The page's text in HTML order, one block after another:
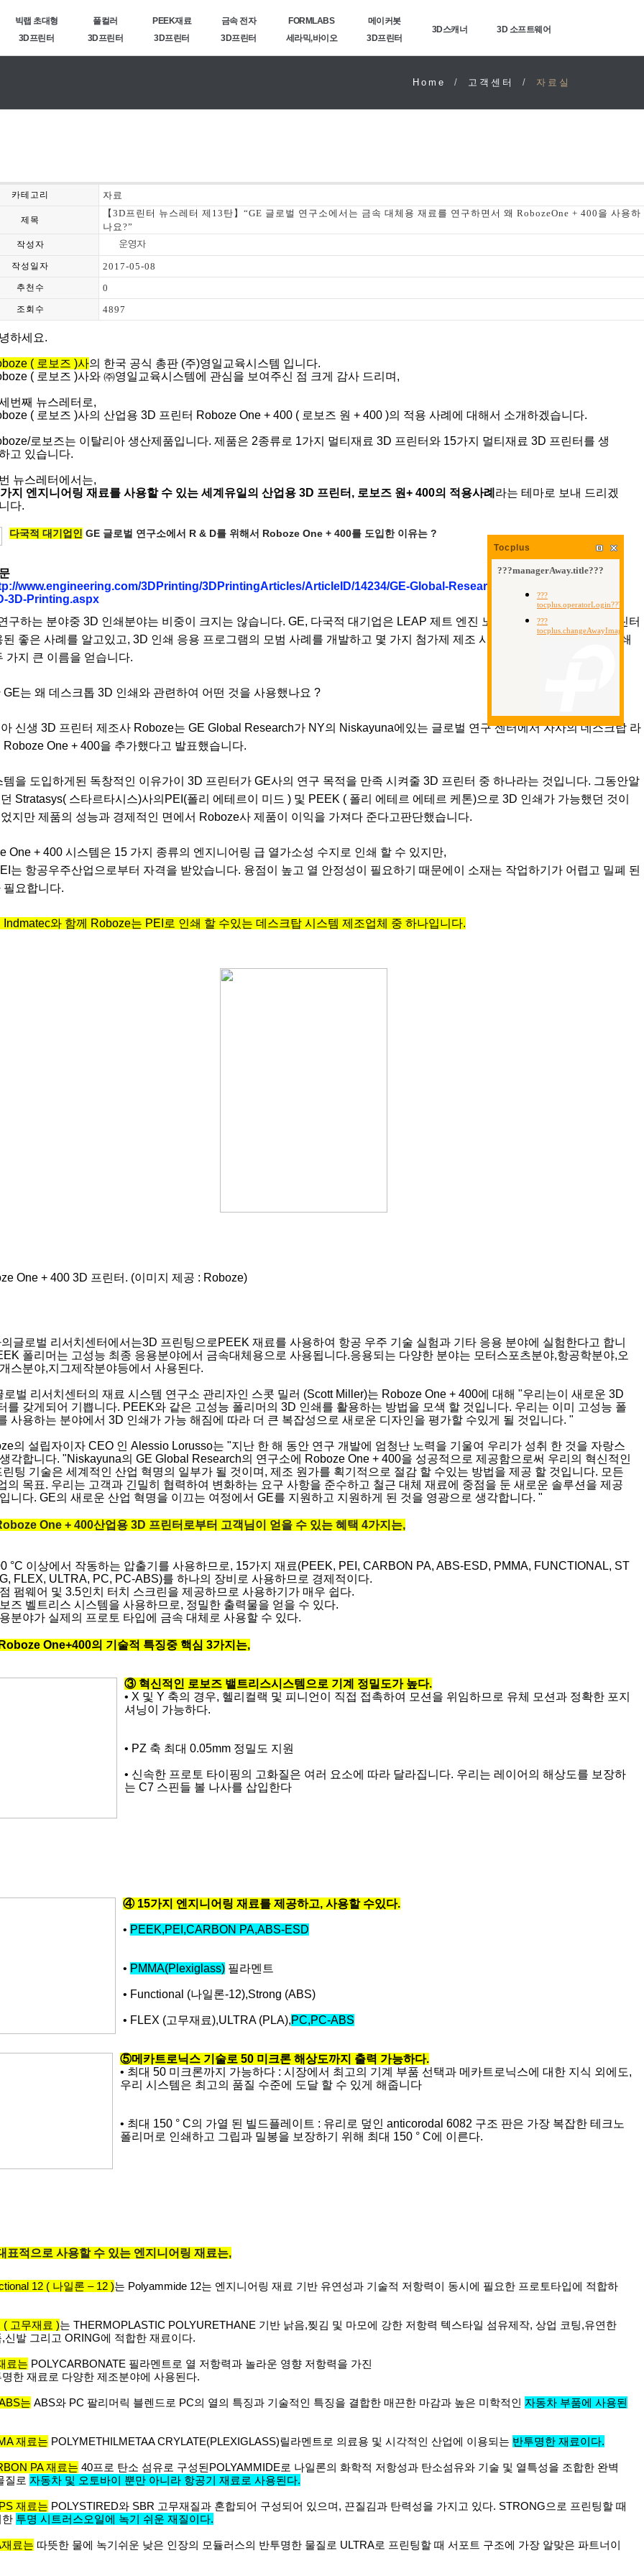
빅랩 초대형
3D프린터
풀컬러
3D프린터
PEEK재료
3D프린터
금속 전자
3D프린터
FORMLABS
세라믹,바이오
메이커봇
3D프린터
3D스캐너 3D 소프트웨어
Home 고객센터 자료실
카테고리 자료
제목
【3D프린터 뉴스레터 제13탄】“GE 글로벌 연구소에서는 금속 대체용 재료를 연구하면서 왜 RobozeOne + 400을 사용하
나요?”
작성자
작성일자 2017-05-08
추천수 0
조회수 4897
하세요.
( 로보즈 )사의 한국 공식 총판 (주)영일교육시스템 입니다.
( 로보즈 )사와 ㈜영일교육시스템에 관심을 보여주신 점 크게 감사 드리며,
번째 뉴스레터로,
( 로보즈 )사의 산업용 3D 프린터 Roboze One + 400 ( 로보즈 원 + 400 )의 적용 사례에 대해서 소개하겠습니다.
로보즈는 이탈리아 생산제품입니다. 제품은 2종류로 1가지 멀티재료 3D 프린터와 15가지 멀티재료 3D 프린터를 생
고 있습니다.
뉴스레터에서는,
지 엔지니어링 재료를 사용할 수 있는 세계유일의 산업용 3D 프린터, 로보즈 원+ 400의 적용사례 라는 테마로 보내 드리겠
다.
다국적 대기업인 GE 글로벌 연구소에서 R & D를 위해서 Roboze One + 400를 도입한 이유는 ?
www.engineering.com/3DPrinting/3DPrintingArticles/ArticleID/14234/GE-Global-Research-Turns-to-Roboze-for-
3D-Printing.aspx
구하는 분야중 3D 인쇄분야는 비중이 크지는 않습니다. GE, 다국적 대기업은 LEAP 제트 엔진 노즐을 개발하기위해 3D프린터
된 좋은 사례를 알고있고, 3D 인쇄 응용 프로그램의 모범 사례를 개발하고 몇 가지 첨가제 제조 시설을 출시하고 금속 3D 인쇄
가지 큰 이름을 얻습니다.
GE는 왜 데스크톱 3D 인쇄와 관련하여 어떤 것을 사용했나요 ?
신생 3D 프린터 제조사 Roboze는 GE Global Research가 NY의 Niskayuna에있는 글로벌 연구 센터에서 자사의 데스크탑 라
Roboze One + 400을 추가했다고 발표했습니다.
템을 도입하게된 독창적인 이유가이 3D 프린터가 GE사의 연구 목적을 만족 시켜줄 3D 프린터 중 하나라는 것입니다. 그동안알
Stratasys( 스타르타시스)사의PEI(폴리 에테르이 미드 ) 및 PEEK ( 폴리 에테르 에테르 케톤)으로 3D 인쇄가 가능했던 것이
지만 제품의 성능과 경제적인 면에서 Roboze사 제품이 이익을 가져다 준다고판단했습니다.
One + 400 시스템은 15 가지 종류의 엔지니어링 급 열가소성 수지로 인쇄 할 수 있지만,
는 항공우주산업으로부터 자격을 받았습니다. 융점이 높고 열 안정성이 필요하기 때문에이 소재는 작업하기가 어렵고 밀폐 된
필요합니다.
Indmatec와 함께 Roboze는 PEI로 인쇄 할 수있는 데스크탑 시스템 제조업체 중 하나입니다.
One + 400 3D 프린터. (이미지 제공 : Roboze)
글로벌 리서치센터에서는3D 프린팅으로PEEK 재료를 사용하여 항공 우주 기술 실험과 기타 응용 분야에 실험한다고 합니
폴리머는 고성능 최종 응용분야에서 금속대체용으로 사용됩니다.응용되는 다양한 분야는 모터스포츠분야,항공학분야,오
스분야,지그제작분야등에서 사용된다.
로벌 리서치센터의 재료 시스템 연구소 관리자인 스콧 밀러 (Scott Miller)는 Roboze One + 400에 대해 "우리는이 새로운 3D
를 갖게되어 기쁩니다. PEEK와 같은 고성능 폴리머의 3D 인쇄를 활용하는 방법을 모색 할 것입니다. 우리는 이미 고성능 폴
사용하는 분야에서 3D 인쇄가 가능 해짐에 따라 더 큰 복잡성으로 새로운 디자인을 평가할 수있게 될 것입니다. "
의 설립자이자 CEO 인 Alessio Lorusso는 "지난 한 해 동안 연구 개발에 엄청난 노력을 기울여 우리가 성취 한 것을 자랑스
각합니다. "Niskayuna의 GE Global Research의 연구소에 Roboze One + 400을 성공적으로 제공함으로써 우리의 혁신적인
팅 기술은 세계적인 산업 혁명의 일부가 될 것이며, 제조 원가를 획기적으로 절감 할 수있는 방법을 제공 할 것입니다. 모든
의 목표. 우리는 고객과 긴밀히 협력하여 변화하는 요구 사항을 준수하고 철근 대체 재료에 중점을 둔 새로운 솔루션을 제공
니다. GE의 새로운 산업 혁명을 이끄는 여정에서 GE를 지원하고 지원하게 된 것을 영광으로 생각합니다. "
One + 400산업용 3D 프린터로부터 고객님이 얻을 수 있는 혜택 4가지는,
°C 이상에서 작동하는 압출기를 사용하므로, 15가지 재료(PEEK, PEI, CARBON PA, ABS-ESD, PMMA, FUNCTIONAL, ST
FLEX, ULTRA, PC, PC-ABS)를 하나의 장비로 사용하므로 경제적이다.
펌웨어 및 3.5인치 터치 스크린을 제공하므로 사용하기가 매우 쉽다.
즈 벨트리스 시스템을 사용하므로, 정밀한 출력물을 얻을 수 있다.
분야가 실제의 프로토 타입에 금속 대체로 사용할 수 있다.
One+400의 기술적 특징중 핵심 3가지는,
③ 혁신적인 로보즈 밸트리스시스템으로 기계 정밀도가 높다.
• X 및 Y 축의 경우, 헬리컬랙 및 피니언이 직접 접촉하여 모션을 위임하므로 유체 모션과 정확한 포지
셔닝이 가능하다.
• PZ 축 최대 0.05mm 정밀도 지원
• 신속한 프로토 타이핑의 고화질은 여러 요소에 따라 달라집니다. 우리는 레이어의 해상도를 보장하
는 C7 스핀들 볼 나사를 삽입한다
④ 15가지 엔지니어링 재료를 제공하고, 사용할 수있다.
• PEEK,PEI,CARBON PA,ABS-ESD
• PMMA(Plexiglass) 필라멘트
• Functional (나일론-12),Strong (ABS)
• FLEX (고무재료),ULTRA (PLA),PC,PC-ABS
⑤메카트로닉스 기술로 50 미크론 해상도까지 출력 가능하다.
• 최대 50 미크론까지 가능하다 : 시장에서 최고의 기계 부품 선택과 메카트로닉스에 대한 지식 외에도,
우리 시스템은 최고의 품질 수준에 도달 할 수 있게 해줍니다
• 최대 150 ° C의 가열 된 빌드플레이트 : 유리로 덮인 anticorodal 6082 구조 판은 가장 복잡한 테크노
폴리머로 인쇄하고 그립과 밀봉을 보장하기 위해 최대 150 ° C에 이른다.
표적으로 사용할 수 있는 엔지니어링 재료는,
12 ( 나일론 – 12 )는 Polyammide 12는 엔지니어링 재료 기반 유연성과 기술적 저항력이 동시에 필요한 프로토타입에 적합하
( 고무재료 )는 THERMOPLASTIC POLYURETHANE 기반 낡음,찢김 및 마모에 강한 저항력 텍스타일 섬유제작, 상업 코팅,유연한
신발 그리고 ORING에 적합한 재료이다.
료는 POLYCARBONATE 필라멘트로 열 저항력과 놀라운 영향 저항력을 가진
한 재료로 다양한 제조분야에 사용된다.
는 ABS와 PC 팔리머릭 블렌드로 PC의 열의 특징과 기술적인 특징을 결합한 매끈한 마감과 높은 미학적인 자동차 부품에 사용된
재료는 POLYMETHILMETAA CRYLATE(PLEXIGLASS)릴라멘트로 의료용 및 시각적인 산업에 이용되는 반투명한 재료이다.
PA 재료는 40프로 탄소 섬유로 구성된POLYAMMIDE로 나일론의 화학적 저항성과 탄소섬유와 기술 및 열특성을 조합한 완벽
질로 자동차 및 오토바이 뿐만 아니라 항공기 재료로 사용된다.
재료는 POLYSTIRED와 SBR 고무재질과 혼합되어 구성되어 있으며, 끈질김과 탄력성을 가지고 있다. STRONG으로 프린팅할 때
투명 시트러스오일에 녹기 쉬운 재질이다.
료는 따뜻한 물에 녹기쉬운 낮은 인장의 모듈러스의 반투명한 물질로 ULTRA로 프린팅할 때 서포트 구조에 가장 알맞은 파트너이
Tocplus